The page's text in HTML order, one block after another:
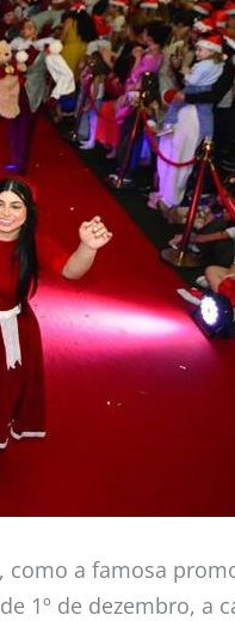
como a famosa
1º de dezembro, a